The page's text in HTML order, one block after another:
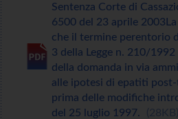
Sentenza Corte di
6500 del 23 aprile
che il termine perentorio
3 della Legge n. 210/
della domanda in via
alle ipotesi di epatiti
prima delle modifiche
del 25 luglio 1997.
28KB